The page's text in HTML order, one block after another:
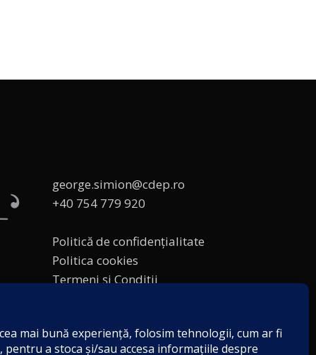
george.simion@cdep.ro
+40 754 779 920
Politică de confidențialitate
Politica cookies
Termeni și Condiții